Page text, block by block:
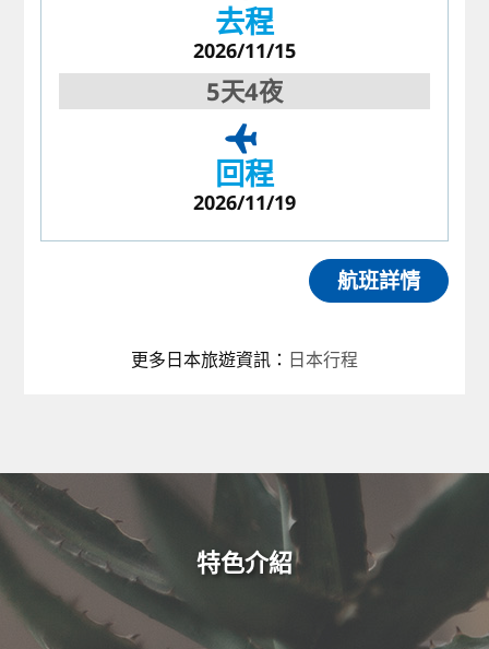
去程
2026/11/15
5天4夜
回程
2026/11/19
航班詳情
更多日本旅遊資訊 ： 日本行程
特色介紹